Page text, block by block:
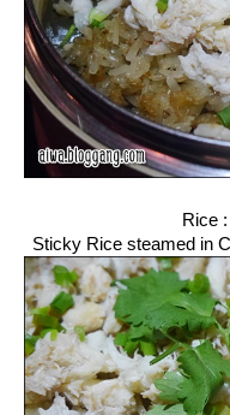
Rice
Sticky Rice steamed in